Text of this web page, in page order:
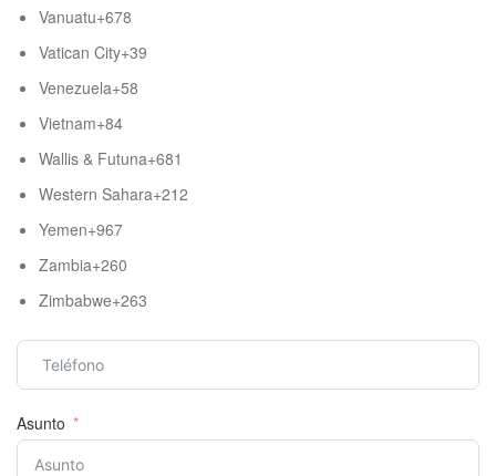
Vanuatu+678
Vatican City+39
Venezuela+58
Vietnam+84
Wallis & Futuna+681
Western Sahara+212
Yemen+967
Zambia+260
Zimbabwe+263
Asunto